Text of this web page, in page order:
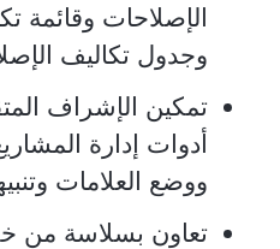
الإصلاحات وقائمة
وجدول تكاليف
تمكين الإشراف
أدوات إدارة
ووضع العلامات
تعاون بسلاسة من